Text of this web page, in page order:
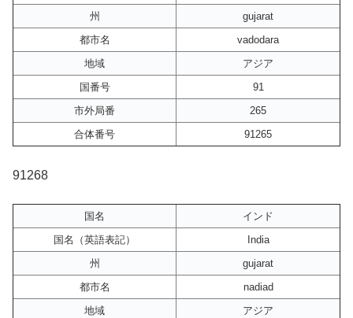
州
gujarat
都市名
vadodara
地域
アジア
国番号
91
市外局番
265
合体番号
91265
91268
国名
インド
国名（英語表記）
India
州
gujarat
都市名
nadiad
地域
アジア